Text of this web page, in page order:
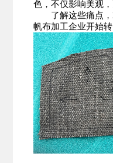
色，不仅影响美观
了解这些痛点，
帆布加工企业开始